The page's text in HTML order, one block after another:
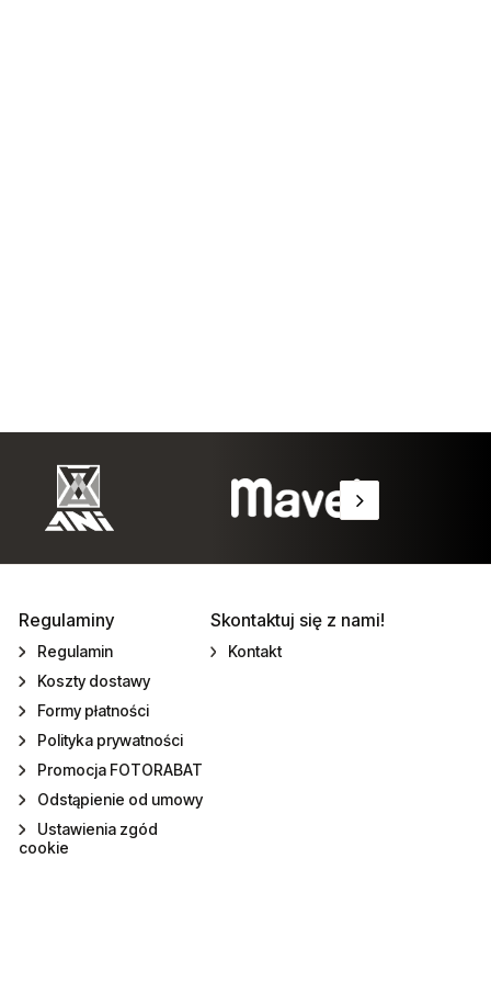
Regulaminy
Regulamin
Koszty dostawy
Formy płatności
Polityka prywatności
Promocja FOTORABAT
Odstąpienie od umowy
Ustawienia zgód
cookie
Skontaktuj się z nami!
Kontakt